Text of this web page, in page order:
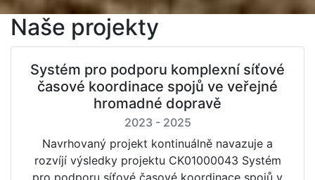
Naše projekty
Systém pro podporu komplexní síťové
časové koordinace spojů ve veřejné
hromadné dopravě
2023 - 2025
Navrhovaný projekt kontinuálně navazuje a
rozvíjí výsledky projektu CK01000043 Systém